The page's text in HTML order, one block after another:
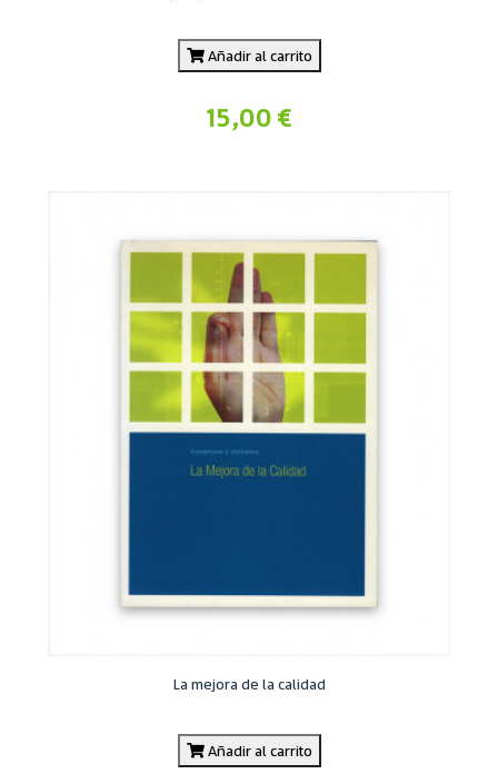
Añadir al carrito
15,00 €
La mejora de la calidad
Añadir al carrito